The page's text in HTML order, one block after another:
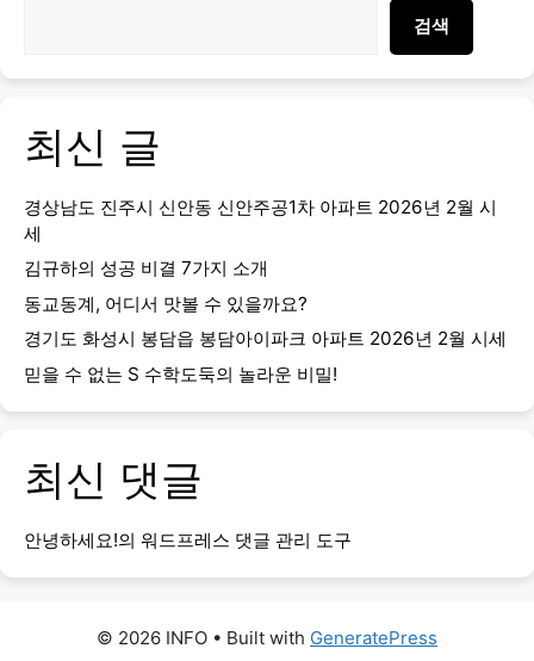
검색
최신 글
경상남도 진주시 신안동 신안주공1차 아파트 2026년 2월 시
세
김규하의 성공 비결 7가지 소개
동교동계, 어디서 맛볼 수 있을까요?
경기도 화성시 봉담읍 봉담아이파크 아파트 2026년 2월 시세
믿을 수 없는 S 수학도둑의 놀라운 비밀!
최신 댓글
안녕하세요!의 워드프레스 댓글 관리 도구
© 2026 INFO • Built with GeneratePress